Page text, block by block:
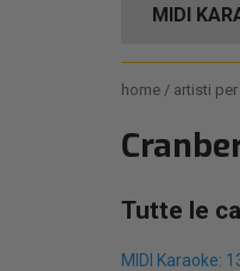
MIDI
home artisti
Tutte le
MIDI Karaoke: